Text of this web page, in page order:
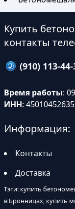
Купить
контакты
(910) 113-
Время работы:
ИНН:
Информация:
Контакты
Доставка
Тэги: купить
в Бронницах, купить